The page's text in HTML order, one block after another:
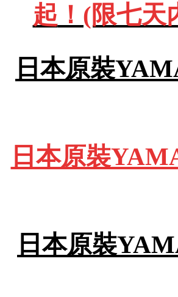
起 ！(限七
日本原裝
日本原裝
日本原裝